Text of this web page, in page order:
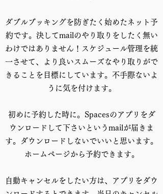
ダブルブッキングを防ぎたく始めたネット予
約です。決してmailのやり取りをしたく無い
わけではありません！スケジュール管理を統
一させて、より良いスムーズなやり取りがで
きることを目標にしています。不手際ないよ
うに気を付けます。
初めに予約した時に。Spacesのアプリをダ
ウンロードして下さいというmailが届きま
す。ダウンロードしないでいいと思います。
ホームページから予約できます。
自動キャンセルをしたい方は、アプリをダウ